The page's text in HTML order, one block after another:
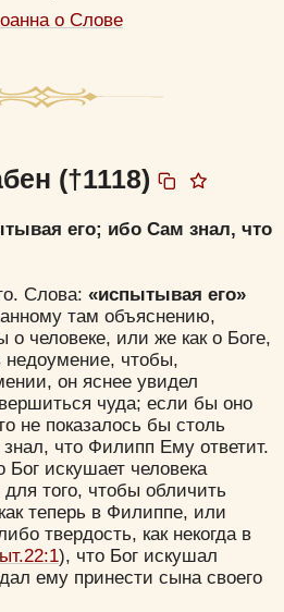
о Слове
(†1118)
его; ибо Сам знал, что
Слова: «испытывая его»
там объяснению,
о человеке, или же как о Боге,
недоумение, чтобы,
он яснее увидел
чуда; если бы оно
не показалось бы столь
что Филипп Ему ответит.
Бог искушает человека
того, чтобы обличить
теперь в Филиппе, или
твердость, как некогда в
), что Бог искушал
ему принести сына своего